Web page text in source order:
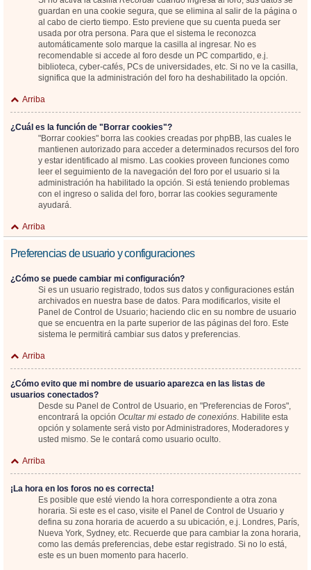
guardan en una cookie segura, que se elimina al salir de la página o
al cabo de cierto tiempo. Esto previene que su cuenta pueda ser
usada por otra persona. Para que el sistema le reconozca
automáticamente solo marque la casilla al ingresar. No es
recomendable si accede al foro desde un PC compartido, e.j.
biblioteca, cyber-cafés, PCs de universidades, etc. Si no ve la casilla,
significa que la administración del foro ha deshabilitado la opción.
Arriba
¿Cuál es la función de "Borrar cookies"?
"Borrar cookies" borra las cookies creadas por phpBB, las cuales le
mantienen autorizado para acceder a determinados recursos del foro
y estar identificado al mismo. Las cookies proveen funciones como
leer el seguimiento de la navegación del foro por el usuario si la
administración ha habilitado la opción. Si está teniendo problemas
con el ingreso o salida del foro, borrar las cookies seguramente
ayudará.
Arriba
Preferencias de usuario y configuraciones
¿Cómo se puede cambiar mi configuración?
Si es un usuario registrado, todos sus datos y configuraciones están
archivados en nuestra base de datos. Para modificarlos, visite el
Panel de Control de Usuario; haciendo clic en su nombre de usuario
que se encuentra en la parte superior de las páginas del foro. Este
sistema le permitirá cambiar sus datos y preferencias.
Arriba
¿Cómo evito que mi nombre de usuario aparezca en las listas de
usuarios conectados?
Desde su Panel de Control de Usuario, en "Preferencias de Foros",
encontrará la opción Ocultar mi estado de conexións. Habilite esta
opción y solamente será visto por Administradores, Moderadores y
usted mismo. Se le contará como usuario oculto.
Arriba
¡La hora en los foros no es correcta!
Es posible que esté viendo la hora correspondiente a otra zona
horaria. Si este es el caso, visite el Panel de Control de Usuario y
defina su zona horaria de acuerdo a su ubicación, e.j. Londres, París,
Nueva York, Sydney, etc. Recuerde que para cambiar la zona horaria,
como las demás preferencias, debe estar registrado. Si no lo está,
este es un buen momento para hacerlo.